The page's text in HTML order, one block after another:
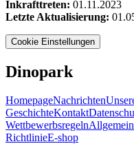
Inkrafttreten: 01.11.2023
Letzte Aktualisierung:
Cookie Einstellungen
Dinopark
HomepageNachrichten
GeschichteKontakt
Wettbewerbsregeln
RichtlinieE-shop